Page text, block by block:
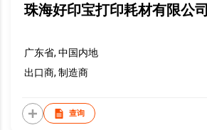
珠海好印宝打印耗材有限公司
广东省, 中国内地
出口商, 制造商
查询